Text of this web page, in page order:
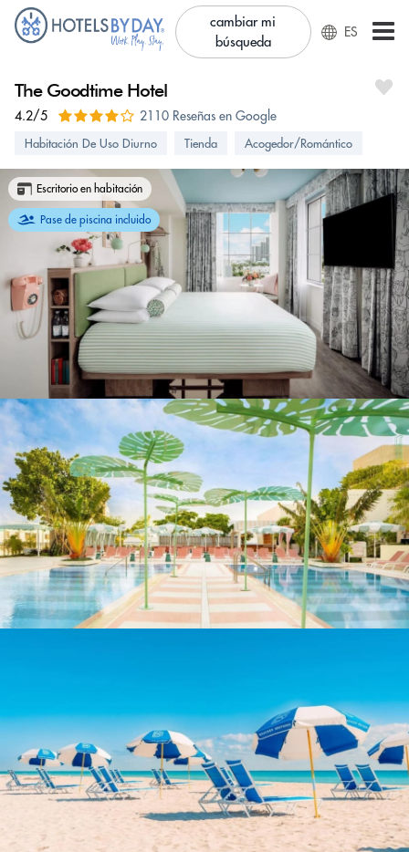
cambiar mi
búsqueda
ES
The Goodtime Hotel
4.2/5 2110 Reseñas en Google
Habitación De Uso Diurno Tienda Acogedor/Romántico
Escritorio en habitación
Pase de piscina incluido